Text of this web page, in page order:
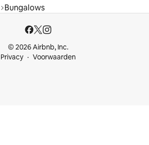
Bungalows
© 2026 Airbnb, Inc.
Privacy
Voorwaarden